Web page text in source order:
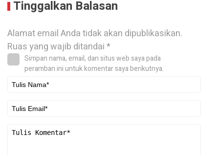
Tinggalkan Balasan
Alamat email Anda tidak akan dipublikasikan.
Ruas yang wajib ditandai*
Simpan nama, email, dan situs web saya pada
peramban ini untuk komentar saya berikutnya.